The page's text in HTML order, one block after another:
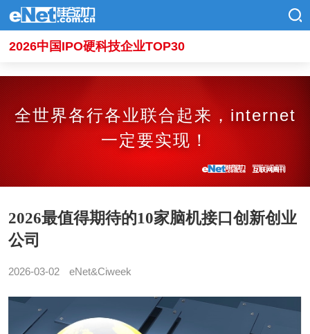
2026中国IPO硬科技企业TOP30
全世界各行各业联合起来，internet
一定要实现！
2026最值得期待的10家脑机接口创新创业
公司
2026-03-02 eNet&Ciweek